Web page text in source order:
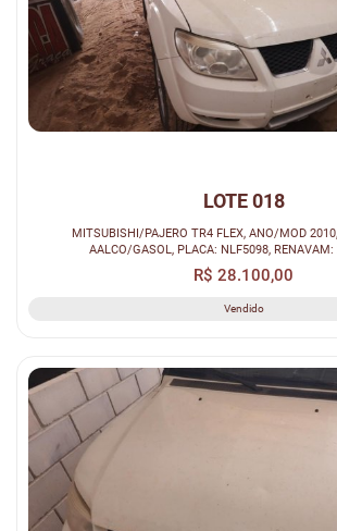
LOTE 018
MITSUBISHI/PAJERO TR4 FLEX, ANO/MOD
AALCO/GASOL, PLACA: NLF5098, RENAVAM:
R$ 28.100,00
Vendido